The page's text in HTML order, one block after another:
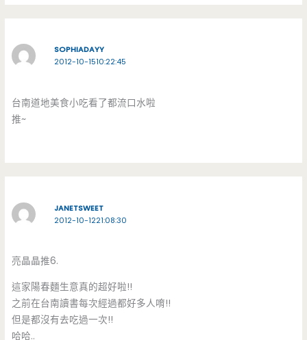
SOPHIADAYY
2012-10-1510:22:45
台南道地美食小吃看了都流口水啦
推~
JANETSWEET
2012-10-1221:08:30
亮晶晶推6.
這家陽春麵生意真的超好啦!!
之前在台南讀書每次經過都好多人唷!!
但是都沒有去吃過一次!!
哈哈..